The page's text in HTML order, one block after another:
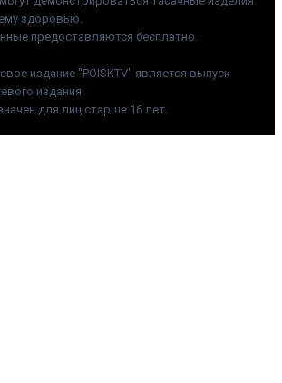
здоровью.
предоставляются бесплатно.
издание "POISKTV" является выпуск
издания.
для лиц старше 16 лет.